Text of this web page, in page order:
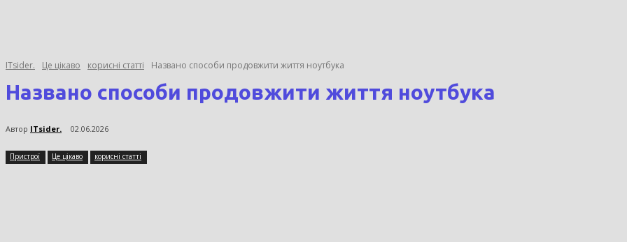
ITsider. Це цікаво корисні статті Названо способи продовжити життя ноутбука
Названо способи продовжити життя ноутбука
Автор ITsider. 02.06.2026
Пристрої Це цікаво корисні статті